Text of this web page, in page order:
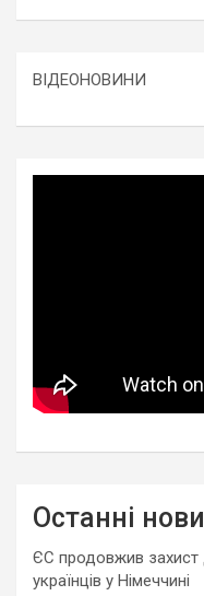
ВІДЕОНОВИНИ
Останні
ЄС продовжив
українців у Німеччині